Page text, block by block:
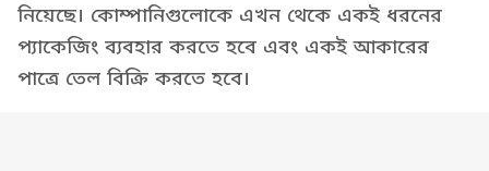
নিয়েছে। কোম্পানিগুলোকে এখন থেকে একই ধরনের
প্যাকেজিং ব্যবহার করতে হবে এবং একই আকারের
পাত্রে তেল বিক্রি করতে হবে।